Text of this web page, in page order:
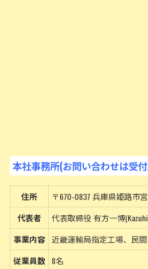
本社事務所(お問い合わせは受
住所
〒670-0837 兵庫県姫路市
代表者
代表取締役 有方一博
事業内容 近畿運輸局指定工場、民
従業員数 8名